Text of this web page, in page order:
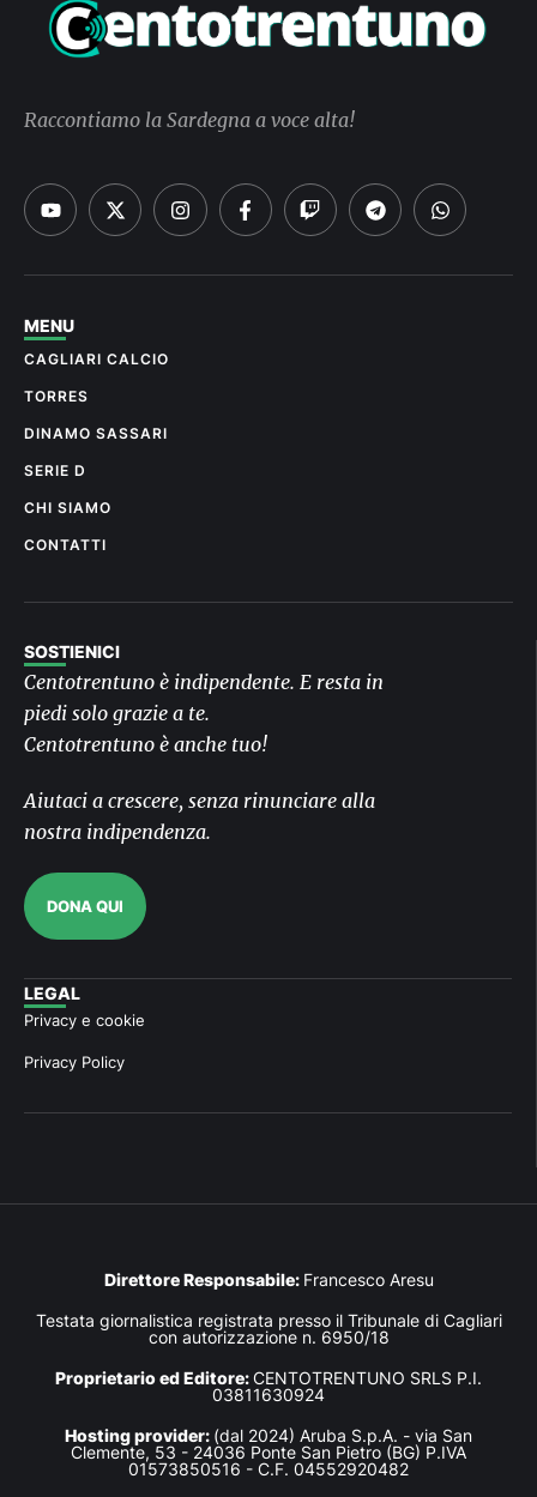
Raccontiamo la Sardegna a voce alta!
MENU
CAGLIARI CALCIO
TORRES
DINAMO SASSARI
SERIE D
CHI SIAMO
CONTATTI
SOSTIENICI
Centotrentuno è indipendente. E resta in
piedi solo grazie a te.
Centotrentuno è anche tuo!
Aiutaci a crescere, senza rinunciare alla
nostra indipendenza.
DONA QUI
LEGAL
Privacy e cookie
Privacy Policy
Direttore Responsabile: Francesco Aresu
Testata giornalistica registrata presso il Tribunale di Cagliari
con autorizzazione n. 6950/18
Proprietario ed Editore:CENTOTRENTUNO SRLS P.I.
03811630924
Hosting provider: (dal 2024) Aruba S.p.A. - via San
Clemente, 53 - 24036 Ponte San Pietro (BG) P.IVA
01573850516 - C.F. 04552920482